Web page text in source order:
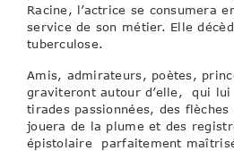
Racine, l’actrice se consumera
service de son métier. Elle
tuberculose.
Amis, admirateurs, poètes,
graviteront autour d’elle, qui lui
tirades passionnées, des flèches
jouera de la plume et des
épistolaire parfaitement